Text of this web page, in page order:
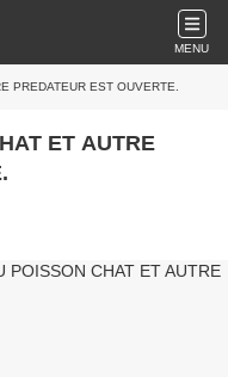
MENU
PREDATEUR EST OUVERTE.
ET AUTRE